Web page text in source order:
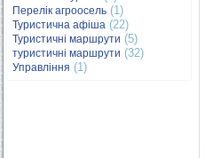
Перелік агроосель (1)
Туристична афіша (22)
Туристичні маршрути (5)
туристичні маршрути (32)
Управління (1)